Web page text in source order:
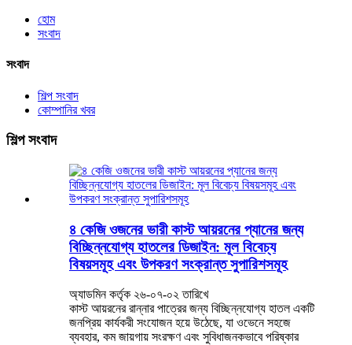
হোম
সংবাদ
সংবাদ
শিল্প সংবাদ
কোম্পানির খবর
শিল্প সংবাদ
৪ কেজি ওজনের ভারী কাস্ট আয়রনের প্যানের জন্য
বিচ্ছিন্নযোগ্য হাতলের ডিজাইন: মূল বিবেচ্য
বিষয়সমূহ এবং উপকরণ সংক্রান্ত সুপারিশসমূহ
অ্যাডমিন কর্তৃক ২৬-০৭-০২ তারিখে
কাস্ট আয়রনের রান্নার পাত্রের জন্য বিচ্ছিন্নযোগ্য হাতল একটি
জনপ্রিয় কার্যকরী সংযোজন হয়ে উঠেছে, যা ওভেনে সহজে
ব্যবহার, কম জায়গায় সংরক্ষণ এবং সুবিধাজনকভাবে পরিষ্কার